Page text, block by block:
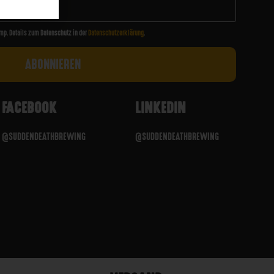
Details zum Datenschutz in der Datenschutzerklärung.
FACEBOOK
@SUDDENDEATHBREWING
LINKEDIN
@SUDDENDEATHBREWING